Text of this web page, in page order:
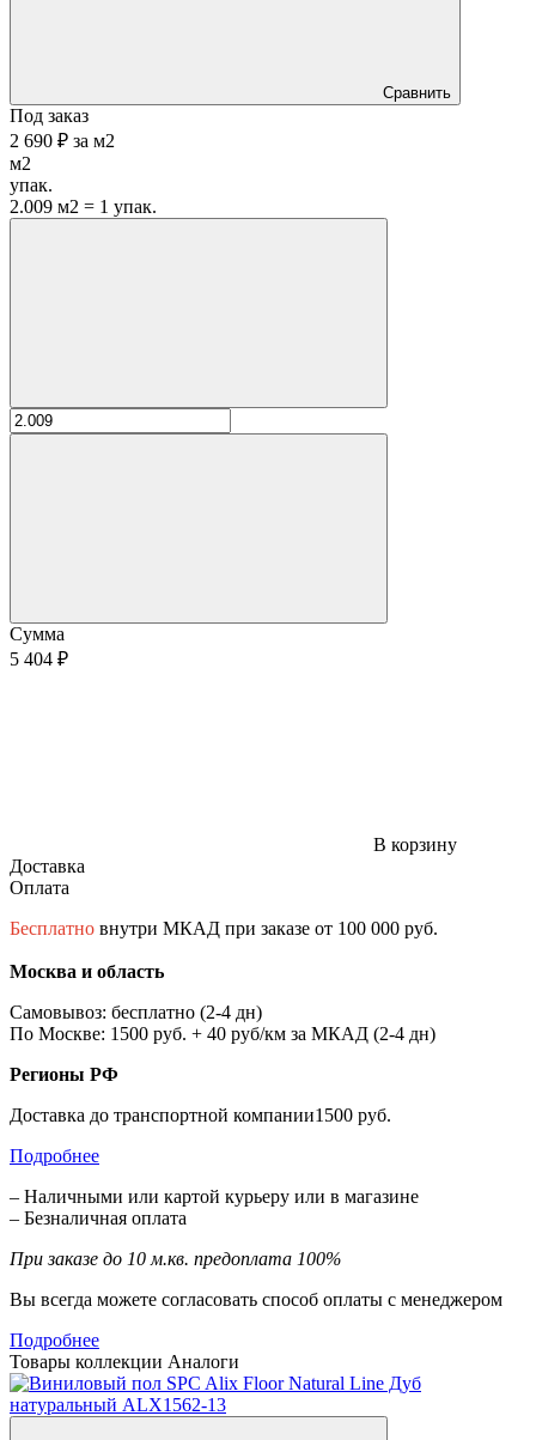
Сравнить
Под заказ
2 690 ₽ за м2
м2
упак.
2.009 м2 = 1 упак.
Сумма
5 404 ₽
В корзину
Доставка
Оплата
Бесплатно внутри МКАД при заказе от 100 000 руб.
Москва и область
Самовывоз: бесплатно (2-4 дн)
По Москве: 1500 руб. + 40 руб/км за МКАД (2-4 дн)
Регионы РФ
Доставка до транспортной компании1500 руб.
Подробнее
– Наличными или картой курьеру или в магазине
– Безналичная оплата
При заказе до 10 м.кв. предоплата 100%
Вы всегда можете согласовать способ оплаты с менеджером
Подробнее
Товары коллекции Аналоги